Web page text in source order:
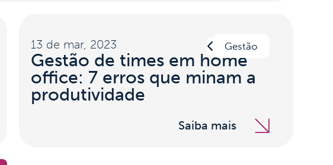
Gestão
13 de mar, 2023
Gestão de times em home
office: 7 erros que minam a
produtividade
Saiba mais